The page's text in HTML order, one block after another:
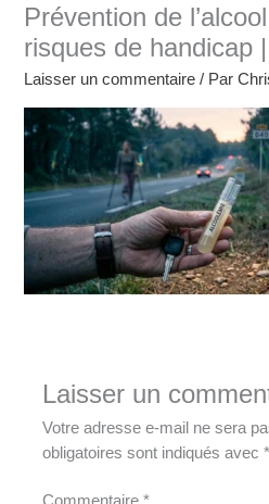
Prévention de
risques de handicap
Laisser un commentaire / Par
Laisser un
Votre adresse e-mail ne sera
obligatoires sont indiqués avec*